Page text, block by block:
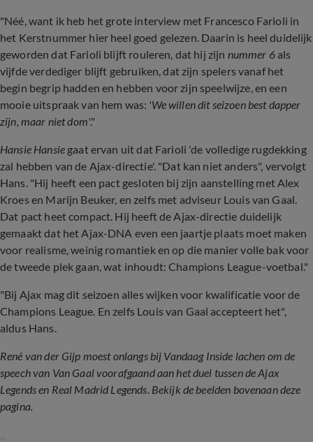
"Néé, want ik heb het grote interview met Francesco Farioli in
het Kerstnummer hier heel goed gelezen. Daarin is heel duidelijk
geworden dat Farioli blijft rouleren, dat hij zijn nummer 6als
vijfde verdediger blijft gebruiken, dat zijn spelers vanaf het
begin begrip hadden en hebben voor zijn speelwijze, en een
mooie uitspraak van hem was: 'We willen dit seizoen best dapper
zijn, maar niet dom'."
Hansie Hansiegaat ervan uit dat Farioli 'de volledige rugdekking
zal hebben van de Ajax-directie'. "Dat kan niet anders", vervolgt
Hans. "Hij heeft een pact gesloten bij zijn aanstelling met Alex
Kroes en Marijn Beuker, en zelfs met adviseur Louis van Gaal.
Dat pact heet compact. Hij heeft de Ajax-directie duidelijk
gemaakt dat het Ajax-DNA even een jaartje plaats moet maken
voor realisme, weinig romantiek en op die manier volle bak voor
de tweede plek gaan, wat inhoudt: Champions League-voetbal."
"Bij Ajax mag dit seizoen alles wijken voor kwalificatie voor de
Champions League. En zelfs Louis van Gaal accepteert het",
aldus Hans.
René van der Gijp moest onlangs bij Vandaag Inside lachen om de
speech van Van Gaal voorafgaand aan het duel tussen de Ajax
Legends en Real Madrid Legends. Bekijk de beelden bovenaan deze
pagina.